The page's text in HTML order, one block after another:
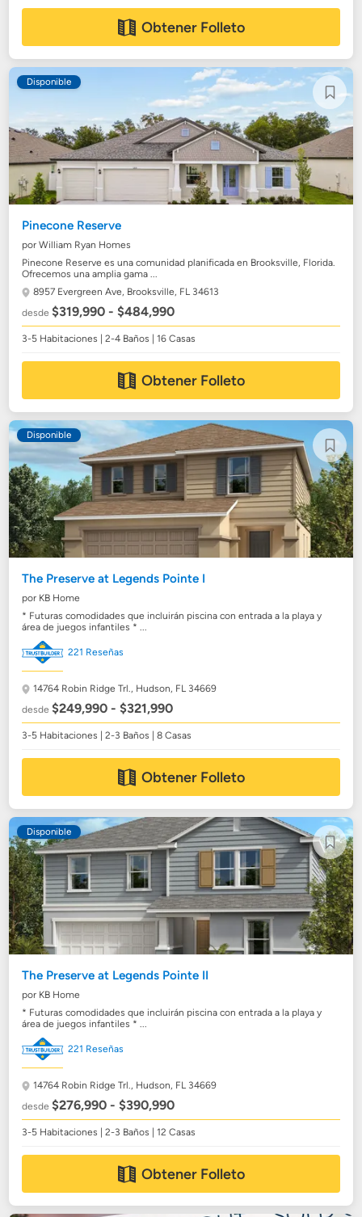
Obtener Folleto
Disponible
Pinecone Reserve
por William Ryan Homes
Pinecone Reserve es una comunidad planificada en Brooksville, Florida.
Ofrecemos una amplia gama ...
8957 Evergreen Ave, Brooksville, FL 34613
desde$319,990 - $484,990
3-5 Habitaciones | 2-4 Baños | 16 Casas
Obtener Folleto
Disponible
The Preserve at Legends Pointe I
por KB Home
* Futuras comodidades que incluirán piscina con entrada a la playa y
área de juegos infantiles * ...
221 Reseñas
14764 Robin Ridge Trl., Hudson, FL 34669
desde$249,990 - $321,990
3-5 Habitaciones | 2-3 Baños | 8 Casas
Obtener Folleto
Disponible
The Preserve at Legends Pointe II
por KB Home
* Futuras comodidades que incluirán piscina con entrada a la playa y
área de juegos infantiles * ...
221 Reseñas
14764 Robin Ridge Trl., Hudson, FL 34669
desde$276,990 - $390,990
3-5 Habitaciones | 2-3 Baños | 12 Casas
Obtener Folleto